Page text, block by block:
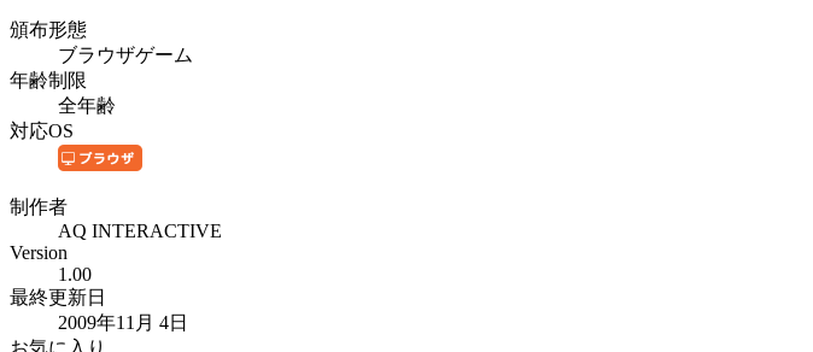
頒布形態
ブラウザゲーム
年齢制限
全年齢
対応OS
制作者
AQ INTERACTIVE
Version
1.00
最終更新日
2009年11月 4日